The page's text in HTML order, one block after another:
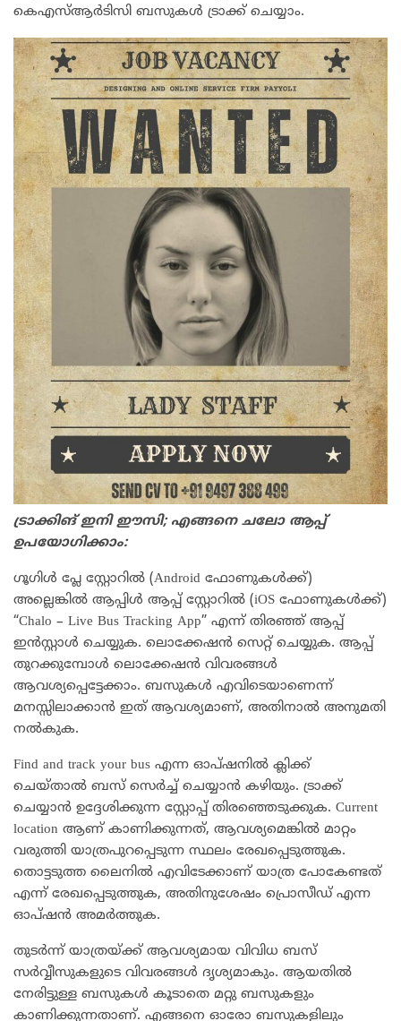
കെഎസ്ആർടിസി ബസുകൾ ട്രാക്ക് ചെയ്യാം.
ട്രാക്കിങ് ഇനി ഈസി; എങ്ങനെ ചലോ ആപ്പ്
ഉപയോഗിക്കാം:
ഗൂഗിൾ പ്ലേ സ്റ്റോറിൽ (Android ഫോണുകൾക്ക്)
അല്ലെങ്കിൽ ആപ്പിൾ ആപ്പ് സ്റ്റോറിൽ (iOS ഫോണുകൾക്ക്)
“Chalo – Live Bus Tracking App” എന്ന് തിരഞ്ഞ് ആപ്പ്
ഇൻസ്റ്റാൾ ചെയ്യുക. ലൊക്കേഷൻ സെറ്റ് ചെയ്യുക. ആപ്പ്
തുറക്കുമ്പോൾ ലൊക്കേഷൻ വിവരങ്ങൾ
ആവശ്യപ്പെട്ടേക്കാം. ബസുകൾ എവിടെയാണെന്ന്
മനസ്സിലാക്കാൻ ഇത് ആവശ്യമാണ്, അതിനാൽ അനുമതി
നൽകുക.
Find and track your bus എന്ന ഓപ്ഷനിൽ ക്ലിക്ക്
ചെയ്താൽ ബസ് സെർച്ച് ചെയ്യാൻ കഴിയും. ട്രാക്ക്
ചെയ്യാൻ ഉദ്ദേശിക്കുന്ന സ്റ്റോപ്പ് തിരഞ്ഞെടുക്കുക. Current
location ആണ് കാണിക്കുന്നത്, ആവശ്യമെങ്കിൽ മാറ്റം
വരുത്തി യാത്രപുറപ്പെടുന്ന സ്ഥലം രേഖപ്പെടുത്തുക.
തൊട്ടടുത്ത ലൈനിൽ എവിടേക്കാണ് യാത്ര പോകേണ്ടത്
എന്ന് രേഖപ്പെടുത്തുക, അതിനുശേഷം പ്രൊസീഡ് എന്ന
ഓപ്ഷൻ അമർത്തുക.
തുടർന്ന് യാത്രയ്ക്ക് ആവശ്യമായ വിവിധ ബസ്
സർവ്വീസുകളുടെ വിവരങ്ങൾ ദൃശ്യമാകും. ആയതിൽ
നേരിട്ടുള്ള ബസുകൾ കൂടാതെ മറ്റു ബസുകളും
കാണിക്കുന്നതാണ്. എങ്ങനെ ഓരോ ബസുകളിലും